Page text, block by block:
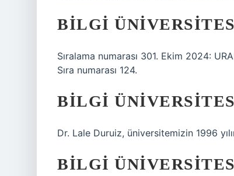
BILGI
Sıralama numarası 301. Ekim 2024:
Sıra numarası 124.
BILGI
Dr. Lale Duruiz, üniversitemizin 1996
BILGI